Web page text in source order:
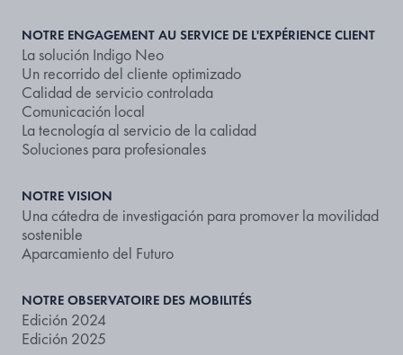
NOTRE ENGAGEMENT AU SERVICE DE L'EXPÉRIENCE CLIENT
La solución Indigo Neo
Un recorrido del cliente optimizado
Calidad de servicio controlada
Comunicación local
La tecnología al servicio de la calidad
Soluciones para profesionales
NOTRE VISION
Una cátedra de investigación para promover la movilidad
sostenible
Aparcamiento del Futuro
NOTRE OBSERVATOIRE DES MOBILITÉS
Edición 2024
Edición 2025